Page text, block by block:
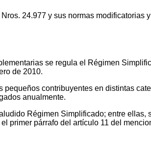
24.977 y sus normas modificatorias
se regula el Régimen
de 2010.
contribuyentes en distintas
anualmente.
Régimen Simplificado; entre ellas,
primer párrafo del artículo 11 del